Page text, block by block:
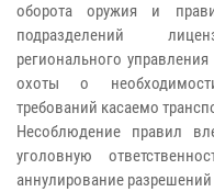
оборота оружия и
подразделений
регионального
охоты о
требований касаемо
Несоблюдение правил
уголовную
аннулирование